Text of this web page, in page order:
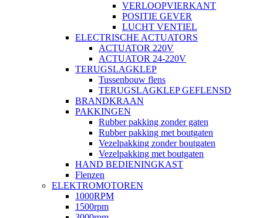
VERLOOPVIERKANT
POSITIE GEVER
LUCHT VENTIEL
ELECTRISCHE ACTUATORS
ACTUATOR 220V
ACTUATOR 24-220V
TERUGSLAGKLEP
Tussenbouw flens
TERUGSLAGKLEP GEFLENSD
BRANDKRAAN
PAKKINGEN
Rubber pakking zonder gaten
Rubber pakking met boutgaten
Vezelpakking zonder boutgaten
Vezelpakking met boutgaten
HAND BEDIENINGKAST
Flenzen
ELEKTROMOTOREN
1000RPM
1500rpm